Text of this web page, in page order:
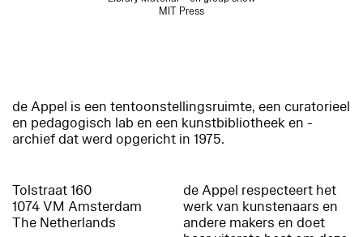
MIT Press
de Appel is een tentoonstellingsruimte, een curatorieel
en pedagogisch lab en een kunstbibliotheek en -
archief dat werd opgericht in 1975.
Tolstraat 160
1074 VM Amsterdam
The Netherlands
de Appel respecteert het
werk van kunstenaars en
andere makers en doet